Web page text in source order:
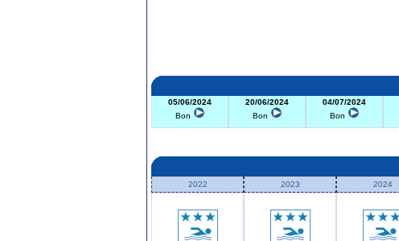
05/06/2024
Bon
20/06/2024
Bon
04/07/2024
Bon
2022 2023 2024